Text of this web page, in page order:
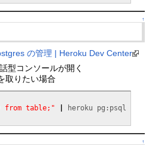
↑
の管理 | Heroku Dev Center
型コンソールが開く
取りたい場合
from table;"
↑